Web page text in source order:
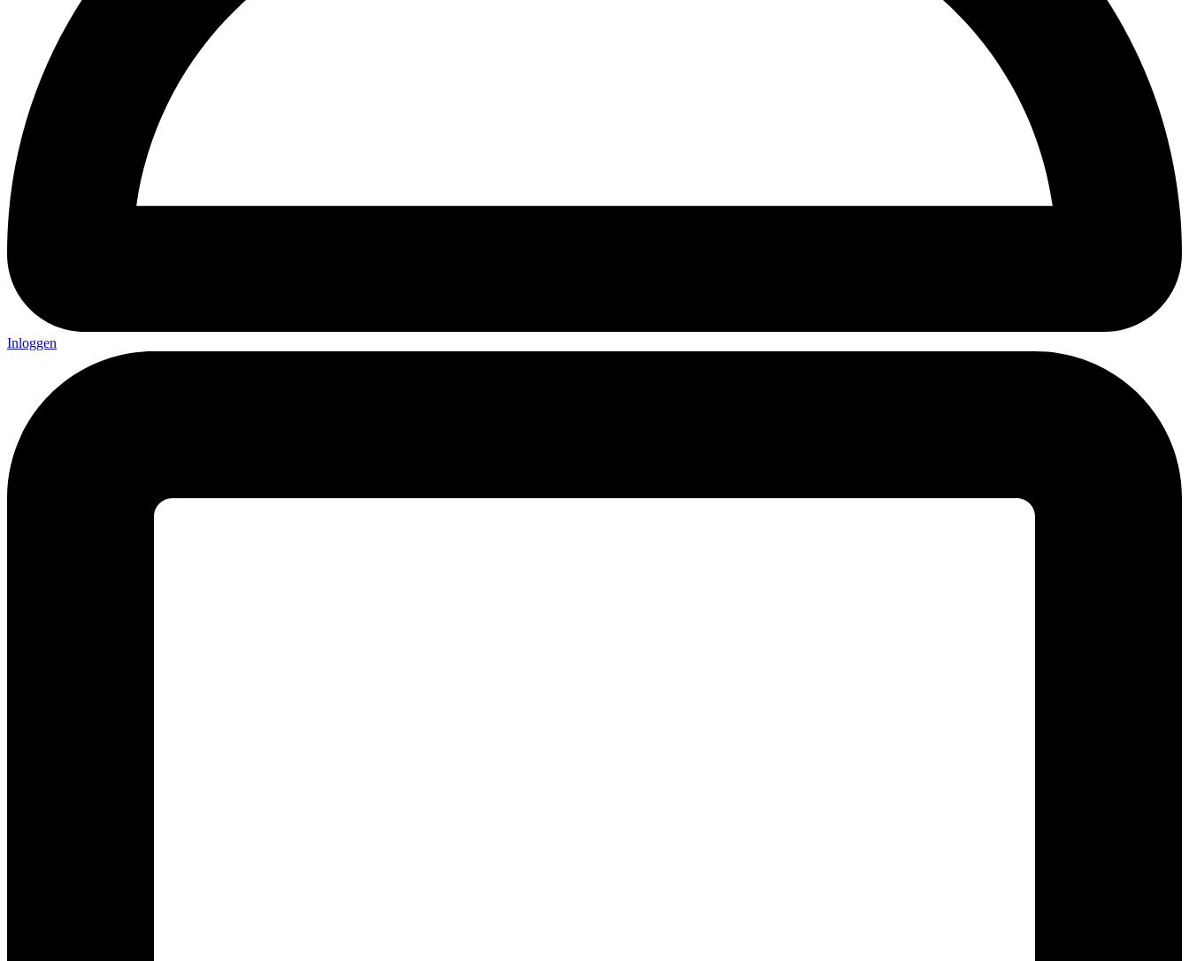
Inloggen